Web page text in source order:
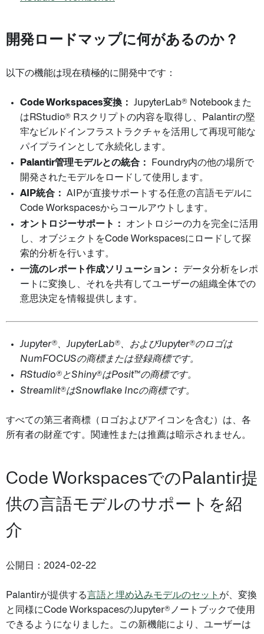
開発ロードマップに何があるのか？
以下の機能は現在積極的に開発中です：
Code Workspaces変換：
JupyterLab® Notebookまた
はRStudio® Rスクリプトの内容を取得し、Palantirの堅
牢なビルドインフラストラクチャを活用して再現可能な
パイプラインとして永続化します。
Palantir管理モデルとの統合：
Foundry内の他の場所で
開発されたモデルをロードして使用します。
AIP統合：
AIPが直接サポートする任意の言語モデルに
Code Workspacesからコールアウトします。
オントロジーサポート：
オントロジーの力を完全に活用
し、オブジェクトをCode Workspacesにロードして探
索的分析を行います。
一流のレポート作成ソリューション：
データ分析をレポ
ートに変換し、それを共有してユーザーの組織全体での
意思決定を情報提供します。
Jupyter®、JupyterLab®、およびJupyter®のロゴは
NumFOCUSの商標または登録商標です。
RStudio®とShiny®はPosit™の商標です。
Streamlit®はSnowflake Incの商標です。
すべての第三者商標（ロゴおよびアイコンを含む）は、各
所有者の財産です。関連性または推薦は暗示されません。
Code WorkspacesでのPalantir提
供の言語モデルのサポートを紹
介
公開日：2024-02-22
Palantirが提供する言語と埋め込みモデルのセット が、変換
と同様にCode WorkspacesのJupyter®ノートブックで使用
できるようになりました。この新機能により、ユーザーは